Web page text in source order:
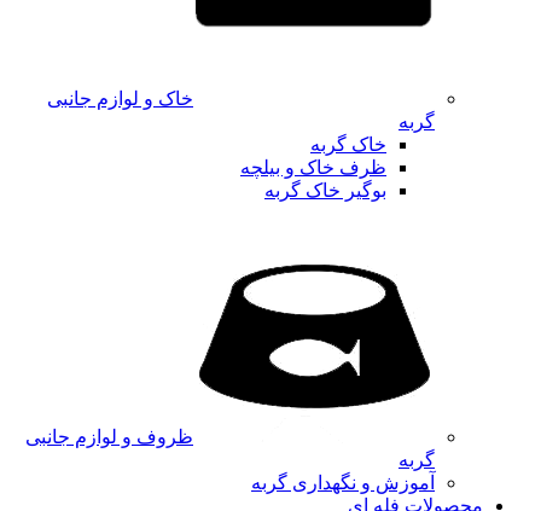
خاک و لوازم جانبی
گربه
خاک گربه
ظرف خاک و بیلچه
بوگیر خاک گربه
ظروف و لوازم جانبی
گربه
آموزش و نگهداری گربه
محصولات فله ای